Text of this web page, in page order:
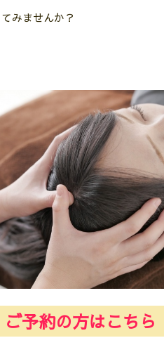
みませんか？
ご予約の方はこちら